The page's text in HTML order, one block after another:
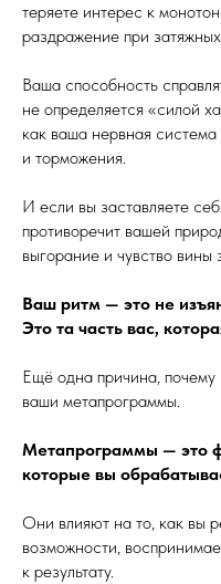
теряете интерес к
раздражение при
Ваша способность
не определяется «силой
как ваша нервная
и торможения.
И если вы заставляете
противоречит вашей
выгорание и чувство вины
Ваш ритм — это не
Это та часть вас,
Ещё одна причина,
ваши метапрограммы.
Метапрограммы — это
которые вы
Они влияют на то, как вы
возможности,
к результату.